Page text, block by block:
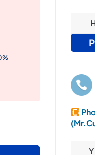
8ms) số lượng